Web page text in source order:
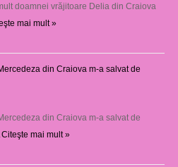
doamnei vrăjitoare Delia din Craiova
mai mult »
din Craiova m-a salvat de
din Craiova m-a salvat de
Citeşte mai mult »